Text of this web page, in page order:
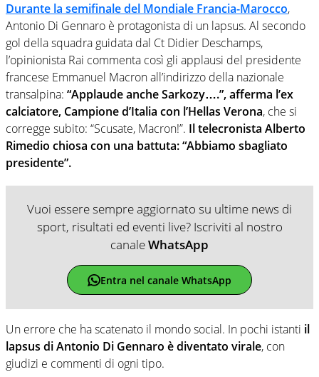
Durante la semifinale del Mondiale Francia-Marocco,
Antonio Di Gennaro è protagonista di un lapsus. Al secondo
gol della squadra guidata dal Ct Didier Deschamps,
l’opinionista Rai commenta così gli applausi del presidente
francese Emmanuel Macron all’indirizzo della nazionale
transalpina: “Applaude anche Sarkozy….”, afferma l’ex
calciatore, Campione d’Italia con l’Hellas Verona, che si
corregge subito: “Scusate, Macron!”. Il telecronista Alberto
Rimedio chiosa con una battuta: “Abbiamo sbagliato
presidente”.
Vuoi essere sempre aggiornato su ultime news di
sport, risultati ed eventi live? Iscriviti al nostro
canaleWhatsApp
Entra nel canale WhatsApp
Un errore che ha scatenato il mondo social. In pochi istanti il
lapsus di Antonio Di Gennaro è diventato virale, con
giudizi e commenti di ogni tipo.